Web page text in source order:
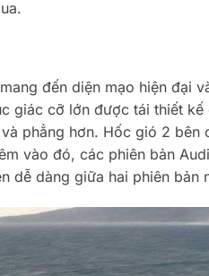
đến diện mạo hiện đại
giác cỡ lớn được tái thiết
phẳng hơn. Hốc gió 2 bên
vào đó, các phiên bản
dễ dàng giữa hai phiên bản